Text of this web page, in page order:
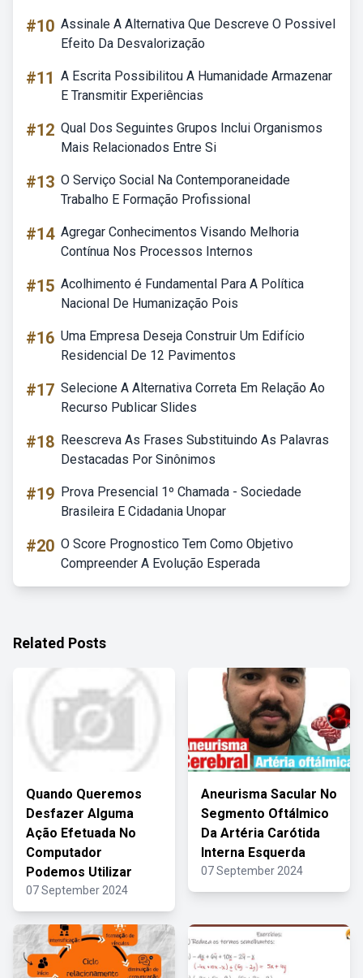
#10 Assinale A Alternativa Que Descreve O Possivel
Efeito Da Desvalorização
#11 A Escrita Possibilitou A Humanidade Armazenar
E Transmitir Experiências
#12 Qual Dos Seguintes Grupos Inclui Organismos
Mais Relacionados Entre Si
#13 O Serviço Social Na Contemporaneidade
Trabalho E Formação Profissional
#14 Agregar Conhecimentos Visando Melhoria
Contínua Nos Processos Internos
#15 Acolhimento é Fundamental Para A Política
Nacional De Humanização Pois
#16 Uma Empresa Deseja Construir Um Edifício
Residencial De 12 Pavimentos
#17 Selecione A Alternativa Correta Em Relação Ao
Recurso Publicar Slides
#18 Reescreva As Frases Substituindo As Palavras
Destacadas Por Sinônimos
#19 Prova Presencial 1º Chamada - Sociedade
Brasileira E Cidadania Unopar
#20 O Score Prognostico Tem Como Objetivo
Compreender A Evolução Esperada
Related Posts
Quando Queremos
Desfazer Alguma
Ação Efetuada No
Computador
Podemos Utilizar
07 September 2024
Aneurisma Sacular No
Segmento Oftálmico
Da Artéria Carótida
Interna Esquerda
07 September 2024